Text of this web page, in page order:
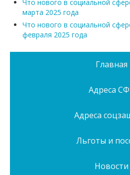
Что нового в социальной
марта 2025 года
Что нового в социальной
февраля 2025 года
Главная
Адреса
Адреса
Льготы и
Новости